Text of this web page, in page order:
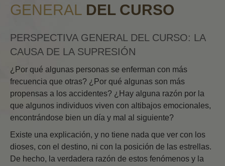
GENERAL DEL CURSO
PERSPECTIVA GENERAL DEL CURSO: LA
CAUSA DE LA SUPRESIÓN
¿Por qué algunas personas se enferman con más
frecuencia que otras? ¿Por qué algunas son más
propensas a los accidentes? ¿Hay alguna razón por la
que algunos individuos viven con altibajos emocionales,
encontrándose bien un día y mal al siguiente?
Existe una explicación, y no tiene nada que ver con los
dioses, con el destino, ni con la posición de las estrellas.
De hecho, la verdadera razón de estos fenómenos y la